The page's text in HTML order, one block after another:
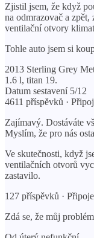
Zjistil jsem, že když
na odmrazovač a
ventilační otvory
Tohle auto jsem si
2013 Sterling Grey
1.6 l, titan 19.
Datum sestavení 5/12
4611 příspěvků ·
Zajímavý. Dostáváte
Myslím, že pro nás
Ve skutečnosti, když
ventilačních otvorů
zastavilo.
127 příspěvků ·
Zdá se, že můj